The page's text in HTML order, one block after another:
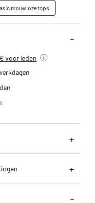
mouwloze tops
voor leden